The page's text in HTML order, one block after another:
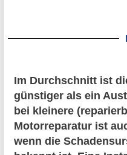
Im Durchschnitt ist
günstiger als ein
bei kleinere
Motorreparatur ist
wenn die